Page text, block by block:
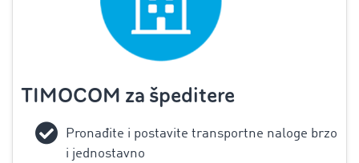
TIMOCOM za špeditere
‌Pronađite i postavite transportne naloge brzo
i jednostavno